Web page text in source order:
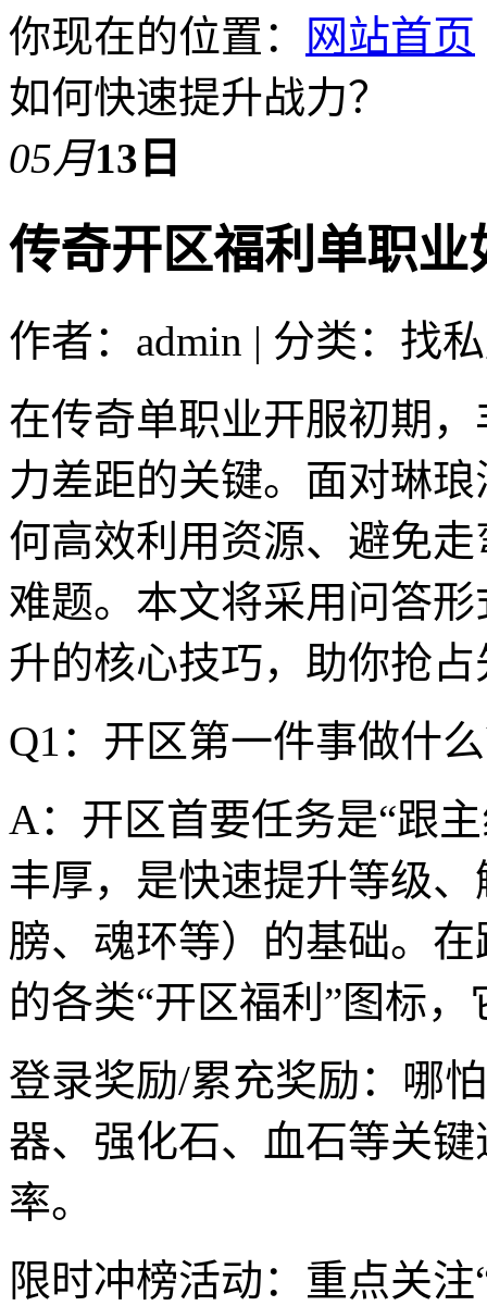
你现在的位置：
网站首页
如何快速提升战力？
05月13日
传奇开区福利单职
作者：admin | 分类：找
在传奇单职业开服初期
力差距的关键。面对琳
何高效利用资源、避免
难题。本文将采用问答
升的核心技巧，助你抢占
Q1：开区第一件事做什
A：开区首要任务是“跟
丰厚，是快速提升等级
膀、魂环等）的基础。
的各类“开区福利”图标
登录奖励/累充奖励：哪
器、强化石、血石等关
率。
限时冲榜活动：重点关注